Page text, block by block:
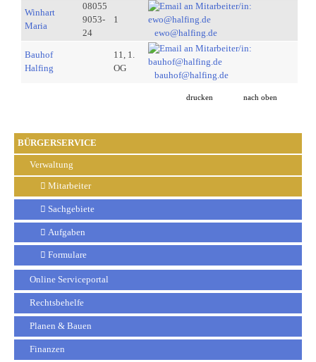
BÜRGERSERVICE
Verwaltung
Mitarbeiter
Sachgebiete
Aufgaben
Formulare
Online Serviceportal
Rechtsbehelfe
Planen & Bauen
Finanzen
Winhart
Maria
08055
9053-
24
1
ewo@halfing.de
Bauhof
Halfing
11, 1.
OG
bauhof@halfing.de
drucken nach oben